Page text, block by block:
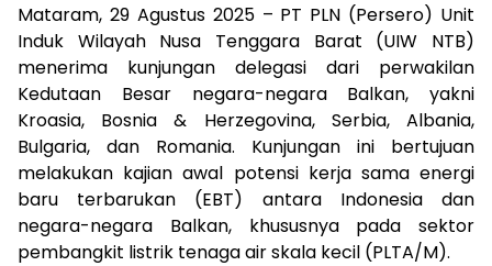
Mataram, 29 Agustus 2025 – PT PLN (Persero) Unit
Induk Wilayah Nusa Tenggara Barat (UIW NTB)
menerima kunjungan delegasi dari perwakilan
Kedutaan Besar negara-negara Balkan, yakni
Kroasia, Bosnia & Herzegovina, Serbia, Albania,
Bulgaria, dan Romania. Kunjungan ini bertujuan
melakukan kajian awal potensi kerja sama energi
baru terbarukan (EBT) antara Indonesia dan
negara-negara Balkan, khususnya pada sektor
pembangkit listrik tenaga air skala kecil (PLTA/M).